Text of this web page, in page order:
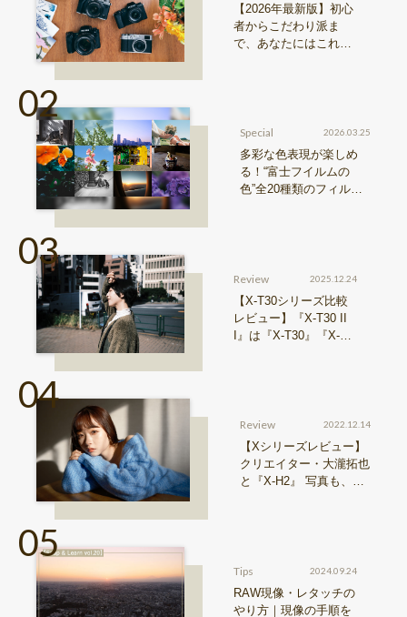
【2026年最新版】初心
者からこだわり派ま
で、あなたにはこれが
Special 2026.03.25
多彩な色表現が楽しめ
る！“富士フイルムの
色”全20種類のフィルム
Review 2025.12.24
【X-T30シリーズ比較
レビュー】『X-T30 II
I』は『X-T30』『X-T3
Review 2022.12.14
【Xシリーズレビュー】
クリエイター・大瀧拓也
と『X-H2』 写真も、動
Tips 2024.09.24
RAW現像・レタッチの
やり方｜現像の手順を